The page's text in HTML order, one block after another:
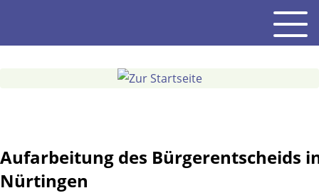
Inhalt
Aufarbeitung des Bürgerentscheids
Nürtingen